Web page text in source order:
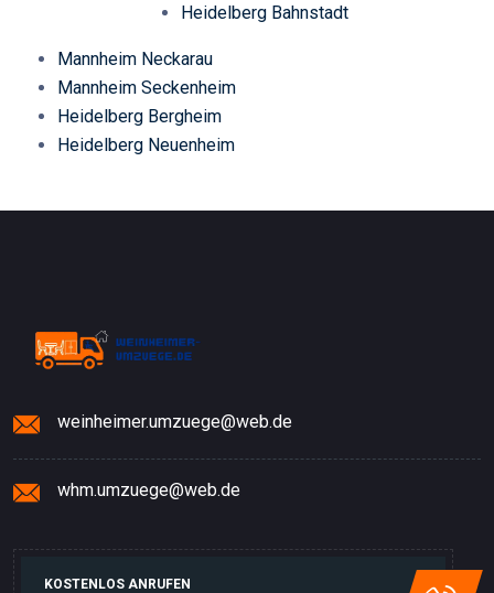
Heidelberg Bahnstadt
Mannheim Neckarau
Mannheim Seckenheim
Heidelberg Bergheim
Heidelberg Neuenheim
weinheimer.umzuege@web.de
whm.umzuege@web.de
KOSTENLOS ANRUFEN